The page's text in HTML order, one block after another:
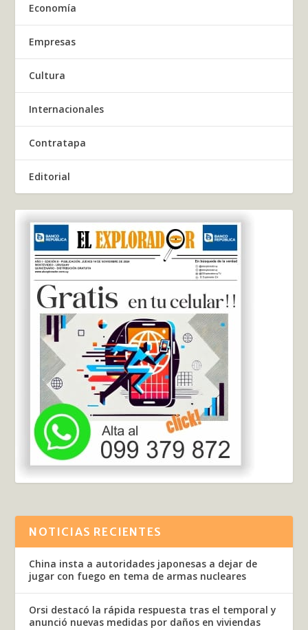
Economía
Empresas
Cultura
Internacionales
Contratapa
Editorial
NOTICIAS RECIENTES
China insta a autoridades japonesas a dejar de
jugar con fuego en tema de armas nucleares
Orsi destacó la rápida respuesta tras el temporal y
anunció nuevas medidas por daños en viviendas